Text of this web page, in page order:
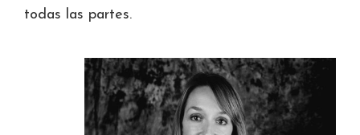
todas las partes.